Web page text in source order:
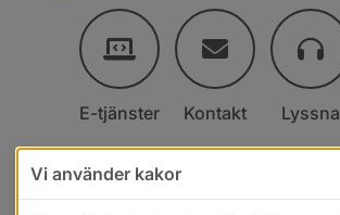
E-tjänster Kontakt Lyssna
Vi använder kakor